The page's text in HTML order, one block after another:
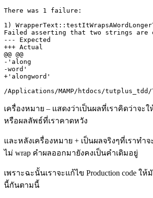
There was 1 failure:
1)
Failed asserting that two strings are
--- Expected
+++ Actual
@@ @@
-'along
-word'
+'alongword'
/Applications/MAMP/htdocs/tutplus_tdd/
เครื่องหมาย – แสดงว่าเป็นผลที่เราคิดว่าจะ
หรือผลลัพธ์ที่เราคาดหวัง
และหลังเครื่องหมาย + เป็นผลจริงๆที่เราทำ
ไม่ wrap คำผลออกมายังคงเป็นคำเดิมอยู่
เพราะฉะนั้นเราจะแก้ไข Production code ให้
นี้กันตามนี้